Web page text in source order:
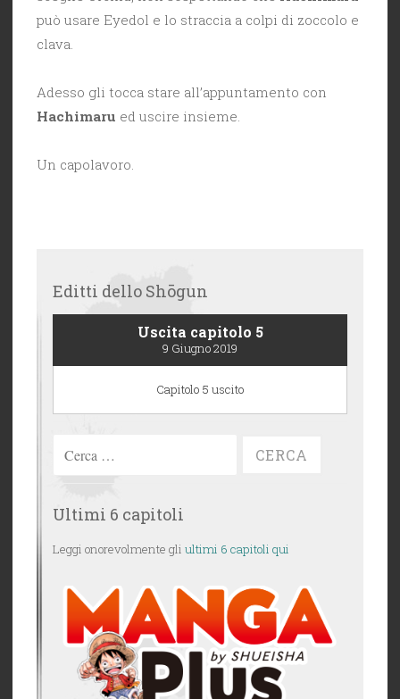
può usare Eyedol e lo straccia a colpi di zoccolo e
clava.
Adesso gli tocca stare all’appuntamento con
Hachimaru ed uscire insieme.
Un capolavoro.
Editti dello Shōgun
Uscita capitolo 5
9 Giugno 2019
Capitolo 5 uscito
Ultimi 6 capitoli
Leggi onorevolmente gli ultimi 6 capitoli qui